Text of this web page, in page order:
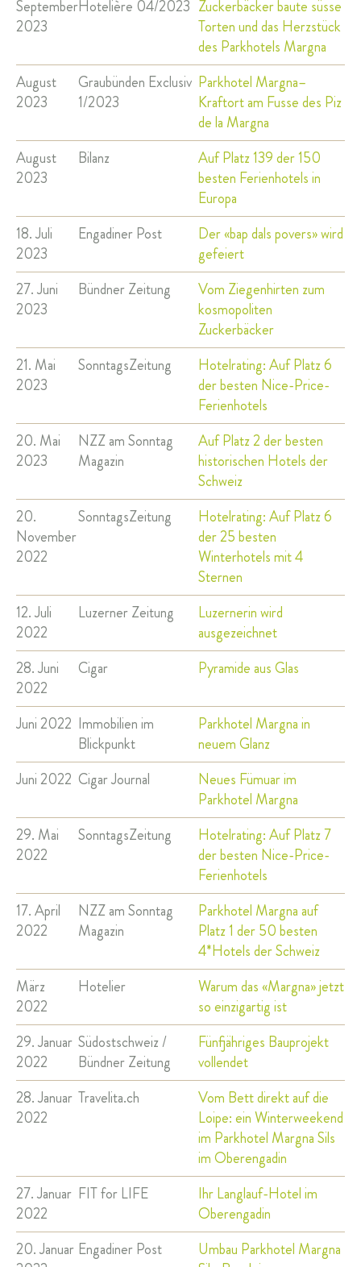
September
2023
Hotelière 04/2023 Zuckerbäcker baute süsse
Torten und das Herzstück
des Parkhotels Margna
August
2023
Graubünden Exclusiv
1/2023
Parkhotel Margna–
Kraftort am Fusse des Piz
de la Margna
August
2023
Bilanz
Auf Platz 139 der 150
besten Ferienhotels in
Europa
18. Juli
2023
Engadiner Post
Der «bap dals povers» wird
gefeiert
27. Juni
2023
Bündner Zeitung
Vom Ziegenhirten zum
kosmopoliten
Zuckerbäcker
21. Mai
2023
SonntagsZeitung
Hotelrating: Auf Platz 6
der besten Nice-Price-
Ferienhotels
20. Mai
2023
NZZ am Sonntag
Magazin
Auf Platz 2 der besten
historischen Hotels der
Schweiz
20.
November
2022
SonntagsZeitung
Hotelrating: Auf Platz 6
der 25 besten
Winterhotels mit 4
Sternen
12. Juli
2022
Luzerner Zeitung
Luzernerin wird
ausgezeichnet
28. Juni
2022
Cigar Pyramide aus Glas
Juni 2022 Immobilien im
Blickpunkt
Parkhotel Margna in
neuem Glanz
Juni 2022 Cigar Journal
Neues Fümuar im
Parkhotel Margna
29. Mai
2022
SonntagsZeitung
Hotelrating: Auf Platz 7
der besten Nice-Price-
Ferienhotels
17. April
2022
NZZ am Sonntag
Magazin
Parkhotel Margna auf
Platz 1 der 50 besten
4*Hotels der Schweiz
März
2022
Hotelier
Warum das «Margna» jetzt
so einzigartig ist
29. Januar
2022
Südostschweiz /
Bündner Zeitung
Fünfjähriges Bauprojekt
vollendet
28. Januar
2022
Travelita.ch
Vom Bett direkt auf die
Loipe: ein Winterweekend
im Parkhotel Margna Sils
im Oberengadin
27. Januar
2022
FIT for LIFE
Ihr Langlauf-Hotel im
Oberengadin
20. Januar Engadiner Post
Umbau Parkhotel Margna